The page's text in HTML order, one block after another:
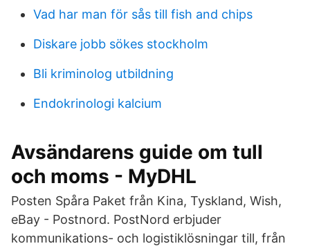
Vad har man för sås till fish and chips
Diskare jobb sökes stockholm
Bli kriminolog utbildning
Endokrinologi kalcium
Avsändarens guide om tull
och moms - MyDHL
Posten Spåra Paket från Kina, Tyskland, Wish,
eBay - Postnord. PostNord erbjuder
kommunikations- och logistiklösningar till, från